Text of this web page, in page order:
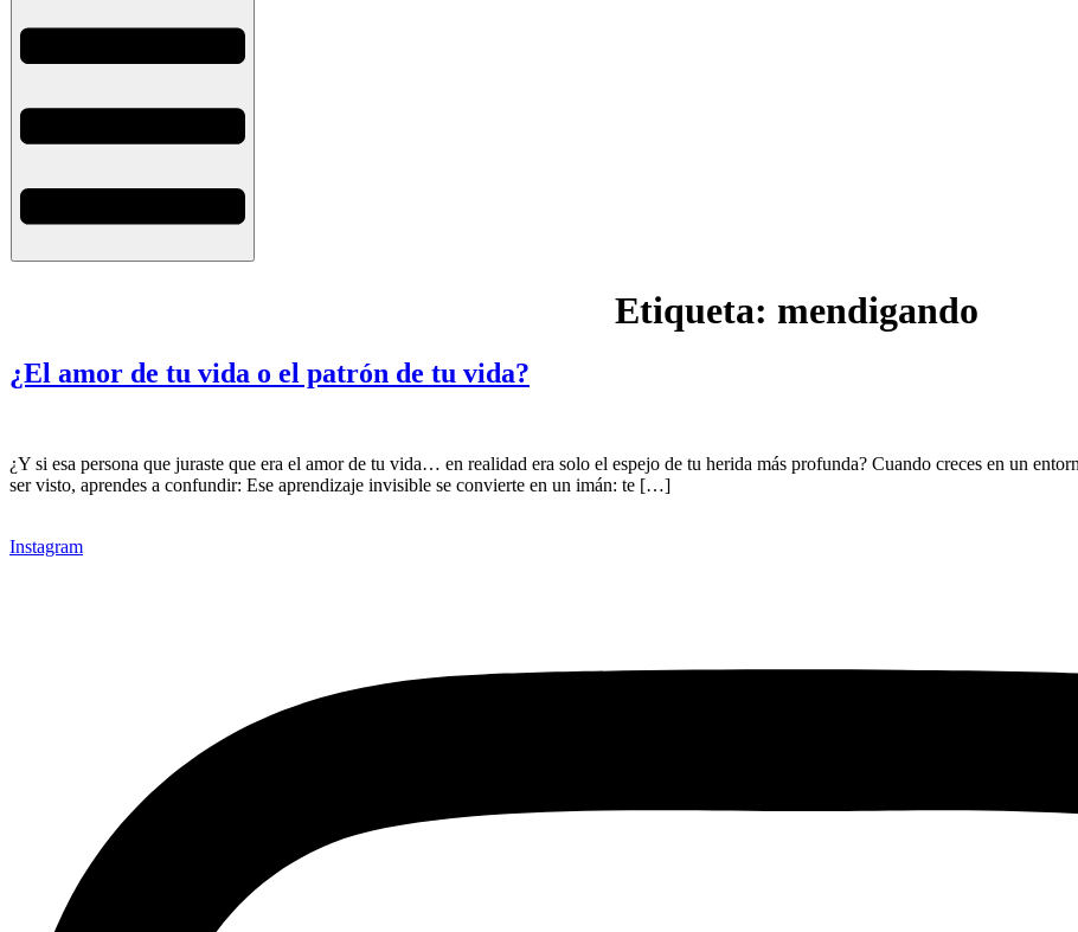
Etiqueta: mendigando
¿El amor de tu vida o el patrón de tu vida?
¿Y si esa persona que juraste que era el amor de tu vida… en realidad era solo el espejo de tu herida más profunda? Cuando creces en un
ser visto, aprendes a confundir: Ese aprendizaje invisible se convierte en un imán: te […]
Instagram